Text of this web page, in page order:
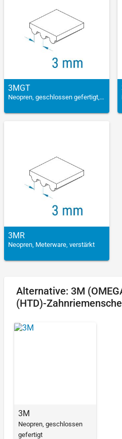
3MGT
Neopren, geschlossen gefertigt, verstärkt
3MR
Neopren, Meterware, verstärkt
Alternative: 3M
(HTD)-
3M
Neopren, geschlossen
gefertigt